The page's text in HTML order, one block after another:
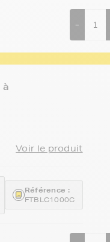
-
à
Voir le produit
Référence :
FTBLC1000C